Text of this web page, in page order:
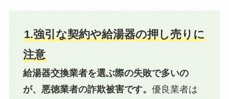
1.強引な契約や給湯器の押し売りに
注意
給湯器交換業者を選ぶ際の失敗で多いの
が、悪徳業者の詐欺被害です。 優良業者は